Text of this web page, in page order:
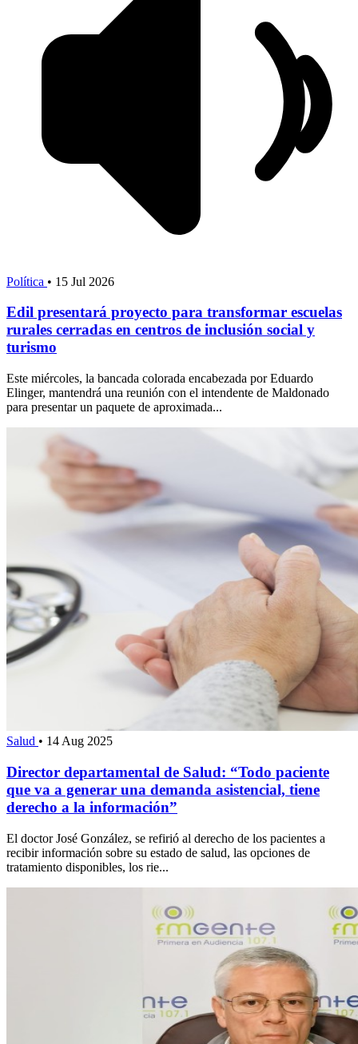
Política • 15 Jul 2026
Edil presentará proyecto para transformar escuelas
rurales cerradas en centros de inclusión social y
turismo
Este miércoles, la bancada colorada encabezada por Eduardo
Elinger, mantendrá una reunión con el intendente de Maldonado
para presentar un paquete de aproximada...
Salud • 14 Aug 2025
Director departamental de Salud: “Todo paciente
que va a generar una demanda asistencial, tiene
derecho a la información”
El doctor José González, se refirió al derecho de los pacientes a
recibir información sobre su estado de salud, las opciones de
tratamiento disponibles, los rie...